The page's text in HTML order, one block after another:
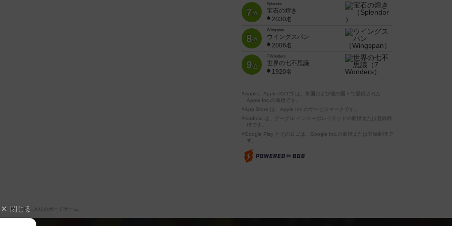
7位
Splendor
宝石の煌き
2030名
8位
Wingspan
ウイングスパン
2006名
9位
7 Wonders
世界の七不思議
1920名
※Apple、Apple のロゴ は、米国および他の国々で登録された
Apple Inc.の商標です。
※App Store は、Apple Inc.のサービスマークです。
※Android は、グーグル インコーポレイテッドの商標または登録商
標です。
※Google Play とそのロゴは、Google Inc.の商標または登録商標で
す。
お気に入りのボードゲーム
閉じる